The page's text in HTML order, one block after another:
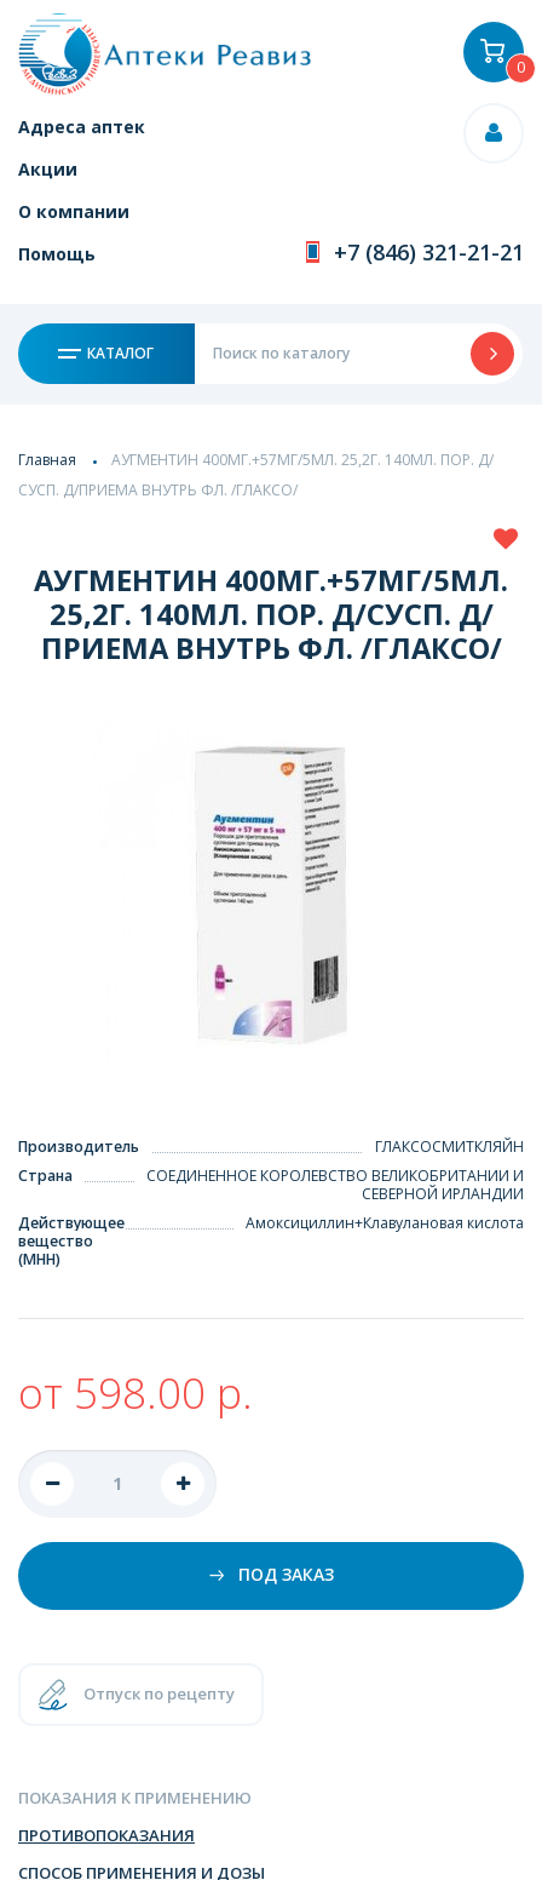
Адреса аптек
Акции
О компании
Помощь
+7 (846) 321-21-21
КАТАЛОГ
0
Главная
АУГМЕНТИН 400МГ.+57МГ/5МЛ. 25,2Г. 140МЛ. ПОР. Д/
СУСП. Д/ПРИЕМА ВНУТРЬ ФЛ. /ГЛАКСО/
АУГМЕНТИН 400МГ.+57МГ/5МЛ.
25,2Г. 140МЛ. ПОР. Д/СУСП. Д/
ПРИЕМА ВНУТРЬ ФЛ. /ГЛАКСО/
Производитель
ГЛАКСОСМИТКЛЯЙН
Страна
СОЕДИНЕННОЕ КОРОЛЕВСТВО ВЕЛИКОБРИТАНИИ И
СЕВЕРНОЙ ИРЛАНДИИ
Действующее
вещество
(МНН)
Амоксициллин+Клавулановая кислота
от 598.00 р.
ПОД ЗАКАЗ
Отпуск по рецепту
ПОКАЗАНИЯ К ПРИМЕНЕНИЮ
ПРОТИВОПОКАЗАНИЯ
СПОСОБ ПРИМЕНЕНИЯ И ДОЗЫ